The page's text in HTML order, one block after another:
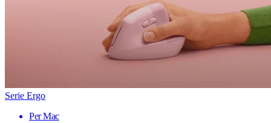
Serie Ergo
Per Mac